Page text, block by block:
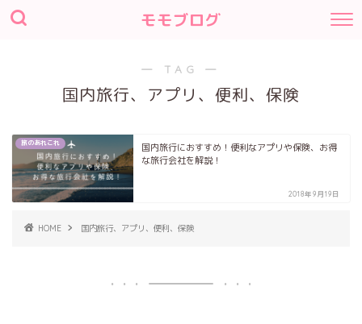
モモブログ
― TAG ―
国内旅行、アプリ、便利、保険
旅のあれこれ
国内旅行におすすめ！便利なアプリや保険、お得
な旅行会社を解説！
2018年9月19日
HOME 国内旅行、アプリ、便利、保険